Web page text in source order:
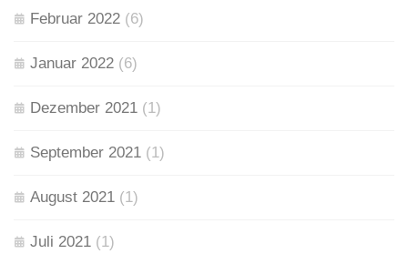
Februar 2022 (6)
Januar 2022 (6)
Dezember 2021 (1)
September 2021 (1)
August 2021 (1)
Juli 2021 (1)